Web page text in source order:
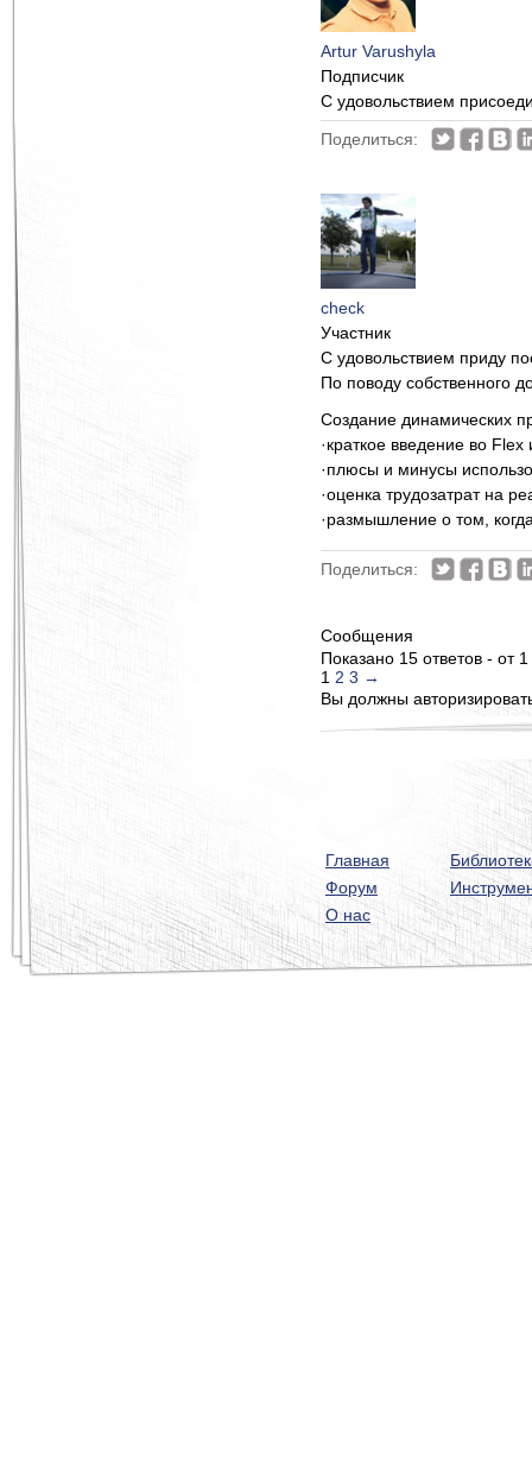
Artur Varushyla
Подписчик
С удовольствием
Поделиться:
check
Участник
С удовольствием приду
По поводу собственного
Создание динамических
·краткое введение во Flex
·плюсы и минусы
·оценка трудозатрат на
·размышление о том,
Поделиться:
Сообщения
Показано 15 ответов - от
1 2 3 →
Вы должны
Главная
Форум
О нас